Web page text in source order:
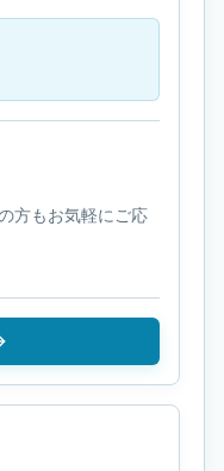
要免許は- 免許取得
方もお気軽にご応